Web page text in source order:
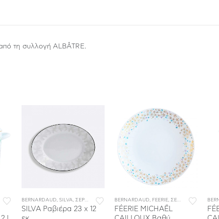
τη συλλογή ALBÂTRE.
, ΣΕΡΒΙΤΣΙΑ ΦΑΓΗΤΟΥ
BERNARDAUD SILVA ΣΕΡΒΙΤΣΙΑ ΠΟΡΣΕΛΑΝΗΣ ,ΣΕΡΒΙΤΣΙΑ ΦΑΓΗΤΟΥ
SILVA Ραβιέρα 23 x 12
BERNARDAUD FEERIE ΣΕΡΒΙΤΣΙΑ ΠΟΡΣΕΛΑΝΗΣ
FÉERIE MICHAËL